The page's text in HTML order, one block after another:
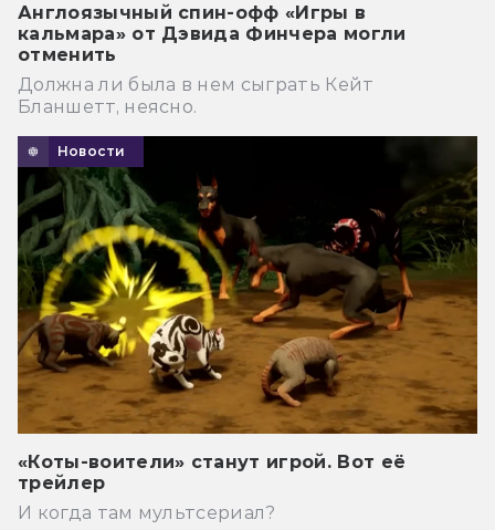
Англоязычный спин-офф «Игры в
кальмара» от Дэвида Финчера могли
отменить
Должна ли была в нем сыграть Кейт
Бланшетт, неясно.
Новости
«Коты-воители» станут игрой. Вот её
трейлер
И когда там мультсериал?